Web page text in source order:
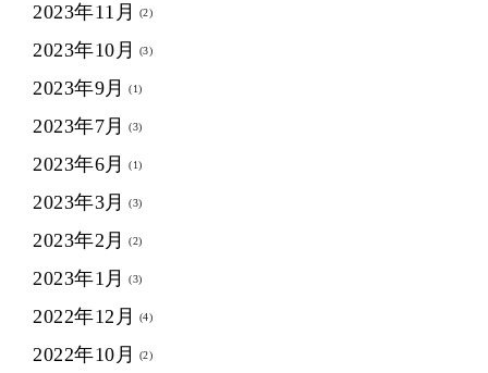
2023年11月 (2)
2023年10月 (3)
2023年9月 (1)
2023年7月 (3)
2023年6月 (1)
2023年3月 (3)
2023年2月 (2)
2023年1月 (3)
2022年12月 (4)
2022年10月 (2)